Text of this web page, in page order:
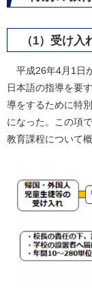
（1）受け
平成26年4月1日
日本語の指導を要
導をするために特
になった。この項
教育課程について概